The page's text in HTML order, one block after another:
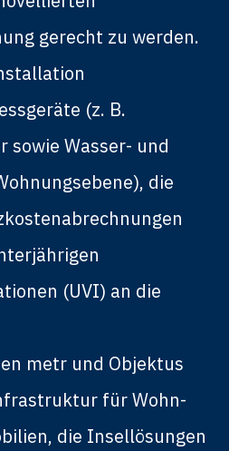
gerecht zu werden.
(z. B.
sowie Wasser- und
die
(UVI) an die
metr und Objektus
für Wohn-
die Insellösungen